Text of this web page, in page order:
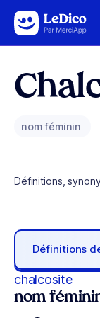
Aller au contenu
nom féminin
Définitions,
Définitions
chalcosite
nom